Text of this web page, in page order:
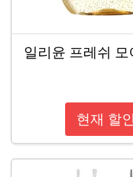
일리윤 프레쉬
현재 할